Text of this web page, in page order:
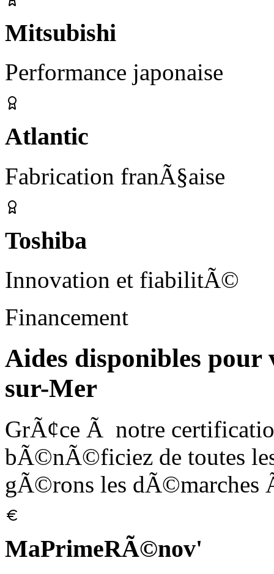
Mitsubishi
Performance japonaise
Atlantic
Fabrication franÃ§aise
Toshiba
Innovation et fiabilitÃ©
Financement
Aides disponibles
sur-Mer
GrÃ¢ce Ã notre
bÃ©nÃ©ficiez de toutes
gÃ©rons les dÃ©marches
MaPrimeRÃ©nov'